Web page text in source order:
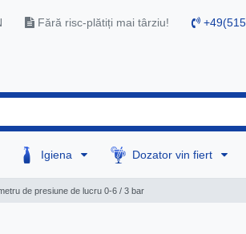
Fără risc-plătiți mai târziu!
Igiena Dozator vin fiert
de presiune de lucru 0-6 / 3 bar